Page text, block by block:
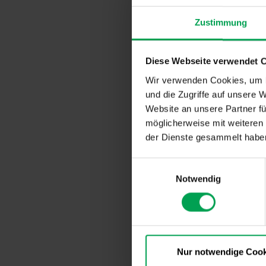
Zustimmung
Diese Webseite verwendet
Wir verwenden Cookies,
und die Zugriffe auf unsere
Website an unsere Partner
möglicherweise mit
der Dienste gesammelt
Notwendig
Nur notwendige
AVP:
Ein
präsentiert
praktisch.
Folgende
digital
Antrieb.
Sensoren
Und wenn